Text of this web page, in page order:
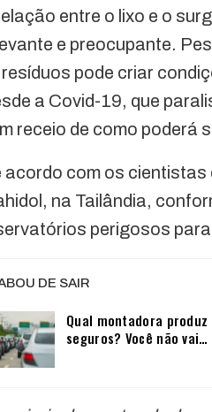
entre o lixo e o
e preocupante.
resíduos pode criar
a Covid-19, que
receio de como poderá
acordo com os
na Tailândia,
perigosos
DE SAIR
Qual montadora
seguros? Você não vai…